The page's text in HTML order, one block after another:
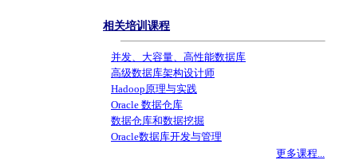
相关培训课程
并发、大容量、高性能数据库
高级数据库架构设计师
Hadoop原理与实践
Oracle 数据仓库
数据仓库和数据挖掘
Oracle数据库开发与管理
更多课程...